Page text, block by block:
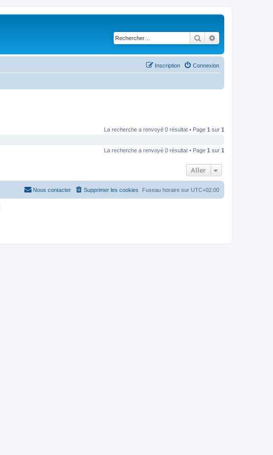
Rechercher
Connexion
Inscription
La recherche a renvoyé 0 résultat • Page 1 sur 1
La recherche a renvoyé 0 résultat • Page 1 sur 1
Aller
Fuseau horaire sur UTC+02:00
Supprimer les cookies
Nous contacter